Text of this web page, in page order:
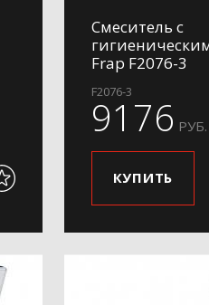
Смеситель с
Frap F2076-3
F2076-3
9176 РУБ.
КУПИТЬ